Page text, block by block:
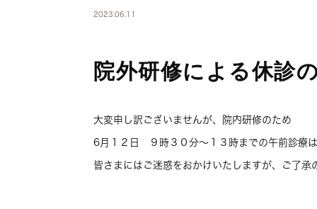
2023.06.11
院外研修による休診
大変申し訳ございませんが、院内研修のため
6月１２日 ９時３０分～１３時までの午前診療
皆さまにはご迷惑をおかけいたしますが、ご了承